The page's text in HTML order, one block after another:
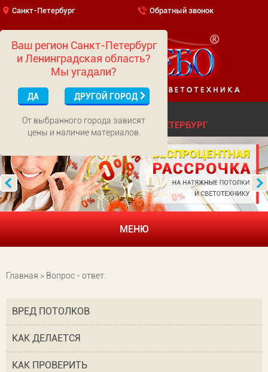
Санкт-Петербург Обратный звонок
(812)322-52-62САНКТ-ПЕТЕРБУРГ
МЕНЮ
Главная > Вопрос - ответ.
ВРЕД ПОТОЛКОВ
КАК ДЕЛАЕТСЯ
КАК ПРОВЕРИТЬ
Ваш регион Санкт-Петербург
и Ленинградская область?
Мы угадали?
ДА ДРУГОЙ ГОРОД
От выбранного города зависят
цены и наличие материалов.